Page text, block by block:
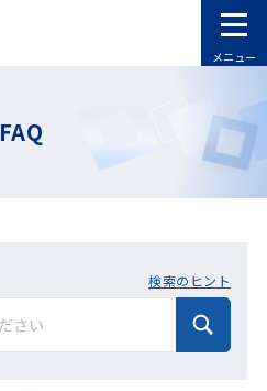
メニュー
FAQ
検索のヒント